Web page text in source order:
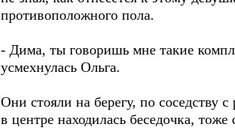
противоположного пола.
- Дима, ты говоришь мне такие
усмехнулась Ольга.
Они стояли на берегу, по соседству
в центре находилась беседочка,